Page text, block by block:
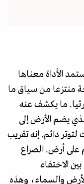
الأداة معناها
منتزعا من سياق ما
ما يكشف عنه
يضم الأرض إلى
دائم. إنه تقريب
على أرض. الصراع
الاختفاء
الأرض والسماء، وهذه